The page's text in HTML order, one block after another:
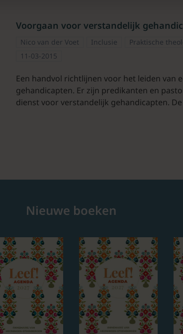
Voorgaan voor verstandelijk
Nico van der Voet Inclusie Praktische
11-03-2015
Een handvol richtlijnen voor het leiden van
gehandicapten. Er zijn predikanten en
dienst voor verstandelijk gehandicapten.
Nieuwe boeken